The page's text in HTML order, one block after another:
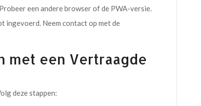
een andere browser of de PWA-versie.
ingevoerd. Neem contact op met de
met een Vertraagde
deze stappen: